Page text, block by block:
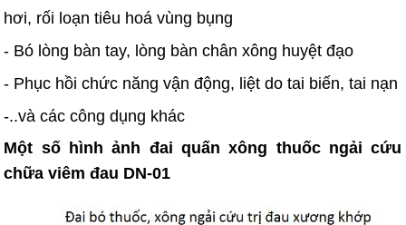
hơi, rối loạn tiêu hoá vùng bụng
- Bó lòng bàn tay, lòng bàn chân xông huyệt đạo
- Phục hồi chức năng vận động, liệt do tai biến, tai nạn
-..và các công dụng khác
Một số hình ảnh đai quấn xông thuốc ngải cứu
chữa viêm đau DN-01